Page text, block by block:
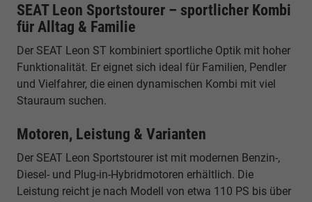
SEAT Leon Sportstourer – sportlicher Kombi
für Alltag & Familie
Der SEAT Leon ST kombiniert sportliche Optik mit hoher
Funktionalität. Er eignet sich ideal für Familien, Pendler
und Vielfahrer, die einen dynamischen Kombi mit viel
Stauraum suchen.
Motoren, Leistung & Varianten
Der SEAT Leon Sportstourer ist mit modernen Benzin-,
Diesel- und Plug-in-Hybridmotoren erhältlich. Die
Leistung reicht je nach Modell von etwa 110 PS bis über